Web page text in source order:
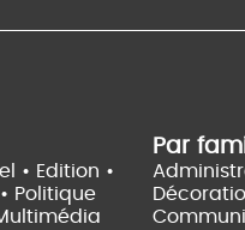
• Edition •
Politique
Par